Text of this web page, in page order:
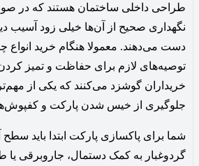
طراحی داخلی ساختمان هستند که در
نگهداری صحیح از آن‌ها خیلی زود آسیب
دست می‌دهند. معمولا هنگام خرید
توصیه‌های لازم برای حفاظت و تمیز کردن
خریداران گوشزد می‌کنند که یکی از
جلوگیری از خیس شدن پارکت و
شما برای پاکسازی پارکت ابتدا باید
گردو‌غبار به کمک دستمال، جاروبرقی